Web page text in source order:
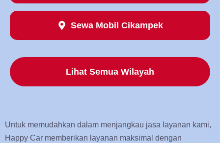
Sewa Mobil Cikampek
Lihat Semua Wilayah
Untuk memudahkan dalam menjangkau jasa layanan kami,
Happy Car memberikan layanan maksimal dengan